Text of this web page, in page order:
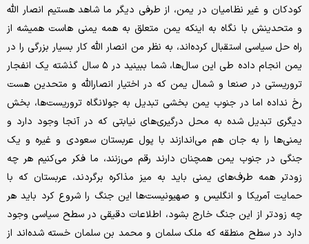
کودکان و غیر نظامیان در یمن، از طرفی دیگر ما شاهد هستیم انصار الله
و متحدینش با نگاه به اینکه یمن متعلق به همه یمنی هاست همیشه از
راه حل سیاسی استقبال کرده‌اند، به نظر من انصار الله کار بسیار بزرگی را در
یمن انجام داده طی این سال‌ها، شما ببینید در ۵ سال گذشته یک انفجار
تروریستی در صنعا و شمال یمن که در اختیار انصارالله و متحدین هست
رخ نداده اما در جنوب یمن بخشی تبدیل به جولانگاه تروریست‌ها، بخش
دیگری تبدیل شده به محل درگیری‌های نیابتی که در آنجا وجود دارد و
یمنی‌ها را به جان هم می‌اندازند با پول عربستان سعودی و غیره و یک
جنگی در جنوب یمن همچنان دارند رقم می‌زنند، ما فکر می‌کنیم هر چه
زودتر همه طرف‌های یمنی باید به میز مذاکره برگردند، عربستان که با
حمایت آمریکا و انگلیس و صهیونیست‌ها این جنگ را شروع کرد باید هر
چه زودتر از این جنگ خارج بشود، اطلاعات دقیقی در سطح سیاسی وجود
دارد در سطح منطقه که ملک سلمان و محمد بن سلمان خسته شده‌اند از